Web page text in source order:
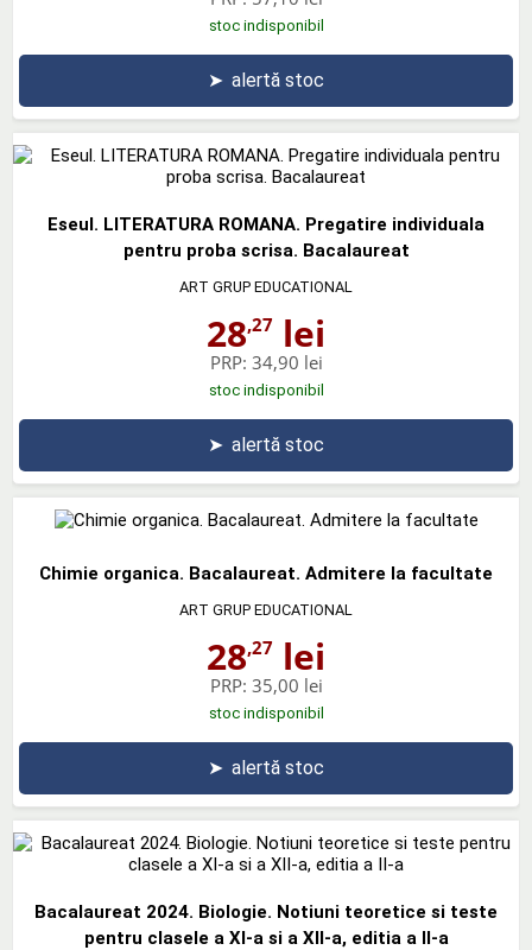
stoc indisponibil
➤ alertă stoc
Eseul. LITERATURA ROMANA. Pregatire individuala
pentru proba scrisa. Bacalaureat
ART GRUP EDUCATIONAL
28,27 lei
PRP: 34,90 lei
stoc indisponibil
➤ alertă stoc
Chimie organica. Bacalaureat. Admitere la facultate
ART GRUP EDUCATIONAL
28,27 lei
PRP: 35,00 lei
stoc indisponibil
➤ alertă stoc
Bacalaureat 2024. Biologie. Notiuni teoretice si teste
pentru clasele a XI-a si a XII-a, editia a II-a